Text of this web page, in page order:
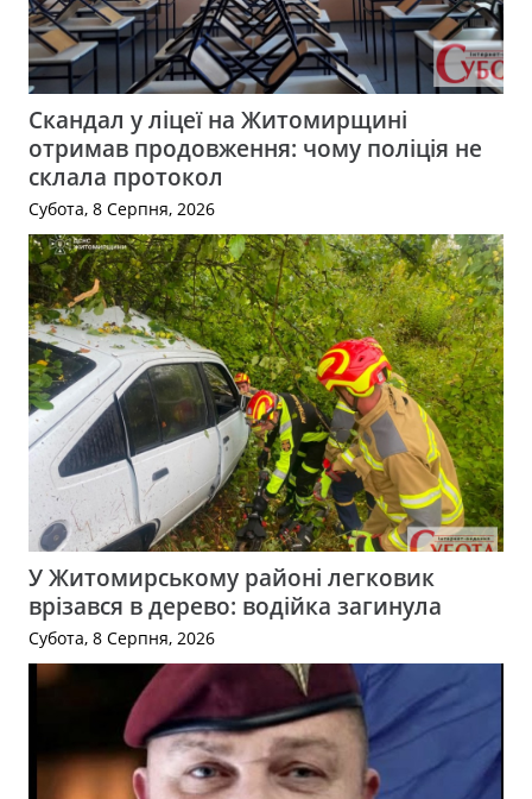
Скандал у ліцеї на Житомирщині
отримав продовження: чому поліція не
склала протокол
Субота, 8 Серпня, 2026
У Житомирському районі легковик
врізався в дерево: водійка загинула
Субота, 8 Серпня, 2026